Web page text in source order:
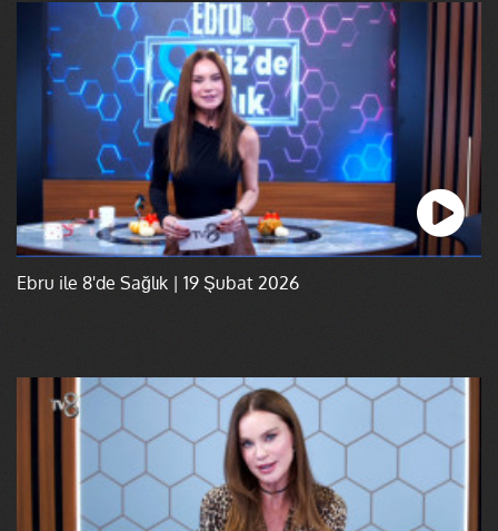
Ebru ile 8'de Sağlık | 19 Şubat 2026